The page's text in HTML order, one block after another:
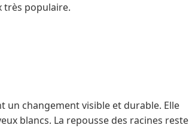
très populaire.
un changement visible et durable. Elle
blancs. La repousse des racines reste